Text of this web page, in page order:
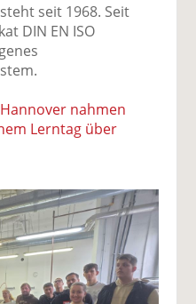
seit 1968. Seit
DIN EN ISO
nahmen
Lerntag über